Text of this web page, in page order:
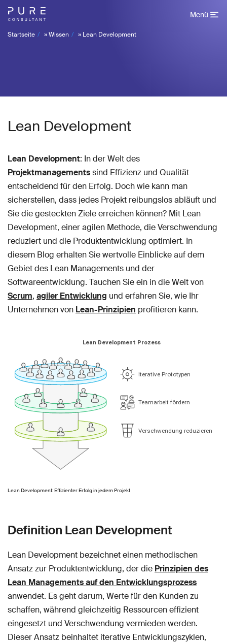
Menü
Startseite »Wissen » Lean Development
Lean Development
Lean Development: In der Welt des
Projektmanagementssind Effizienz und Qualität
entscheidend für den Erfolg. Doch wie kann man
sicherstellen, dass jedes Projekt reibungslos abläuft und
Sie die gesteckten Ziele erreichen können? Mit Lean
Development, einer agilen Methode, die Verschwendung
reduziert und die Produktentwicklung optimiert. In
diesem Blog erhalten Sie wertvolle Einblicke auf dem
Gebiet des Lean Managements und der
Softwareentwicklung. Tauchen Sie ein in die Welt von
Scrum, agiler Entwicklung und erfahren Sie, wie Ihr
Unternehmen von Lean-Prinzipien profitieren kann.
Lean Development: Effizienter Erfolg in jedem Projekt
Definition Lean Development
Lean Development bezeichnet einen methodischen
Ansatz zur Produktentwicklung, der die Prinzipien des
Lean Managements auf den Entwicklungsprozess
anwendet. Es geht darum, Werte für den Kunden zu
schaffen, während gleichzeitig Ressourcen effizient
eingesetzt und Verschwendung vermieden werden.
Dieser Ansatz beinhaltet iterative Entwicklungszyklen,